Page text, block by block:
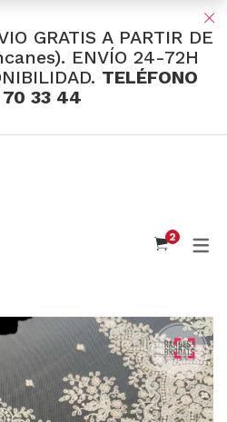
GRATIS A PARTIR DE
ENVÍO 24-72H
TELÉFONO
70 33 44
2